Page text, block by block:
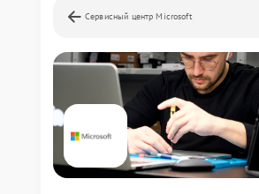
Сервисный центр Microsoft